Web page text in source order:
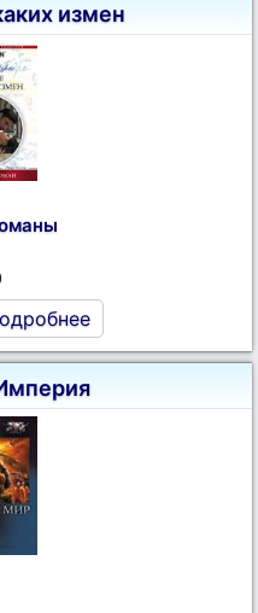
измен